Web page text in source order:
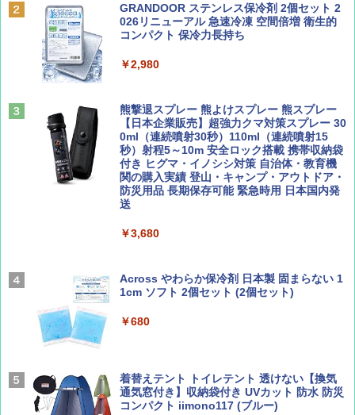
誌] (ＤＩＳＮＥＹ ＦＡＮ)
￥713
￥1,540
Coyote No.89 特集 星野道夫 夢見る旅
AIRLINE（エアライン）2026年9月号【特
力的な町 2026～2027 地球の歩き方D アジア
￥2,079
球の歩き方A ヨーロッパ
￥2,479
A26 地球の歩き方 チェコ ポーランド スロヴ
ァキア 2026～2027 地球の歩き方A ヨーロッ
新しい日本地理 地図・統計・移動から読み
PYKES PEAK (パイクスピーク) 着替えテン
ト プライバシー テント 【中が透けない】 1
ーチ ピクニック ポップアップテント 携帯 簡
￥4,836
ENDLESS BASE 《めざましテレビで紹介》
テント ワンタッチ RENEW 幅200 2-3人用 43
500002(88859)
￥5,999
ーティング フルクローズ メッシュ 3-4人用
簡単設置 ポップアップテント エクルベージ
[キャンパーズコレクション 山善] 傘みたいに
広げるだけ パッとサッとテント キューブワ
イドプラス ブラックコーティング フルクロ
GRANDOOR ステンレス保冷剤 2個セット 2
026リニューアル 急速冷凍 空間倍増 衛生的
コンパクト 保冷力長持ち
￥2,980
熊撃退スプレー 熊よけスプレー 熊スプレー
【日本企業販売】超強力クマ対策スプレー 30
0ml（連続噴射30秒）110ml（連続噴射15
秒）射程5～10m 安全ロック搭載 携帯収納袋
付き ヒグマ・イノシシ対策 自治体・教育機
関の購入実績 登山・キャンプ・アウトドア・
防災用品 長期保存可能 緊急時用 日本国内発
送
￥3,680
Across やわらか保冷剤 日本製 固まらない 1
1cm ソフト 2個セット (2個セット)
￥680
着替えテント トイレテント 透けない【換気
通気窓付き】収納袋付き UVカット 防水 防災
コンパクト iimono117 (ブルー)